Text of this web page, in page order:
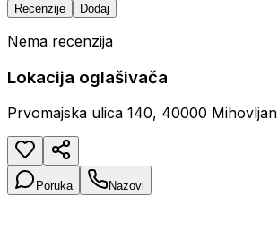
Recenzije Dodaj
Nema recenzija
Lokacija oglašivača
Prvomajska ulica 140, 40000 Mihovljan
Poruka Nazovi